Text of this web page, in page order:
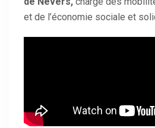
et de l’économie sociale et